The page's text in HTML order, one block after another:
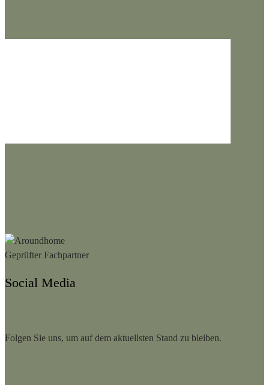
Social Media
Folgen Sie uns, um auf dem aktuellsten Stand zu bleiben.